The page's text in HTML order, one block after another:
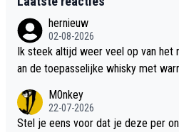
hernieuw
02-08-2026
Ik steek altijd weer veel op van het
an de toepasselijke whisky met
M0nkey
22-07-2026
Stel je eens voor dat je deze per